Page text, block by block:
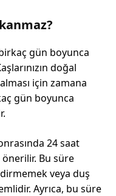
gün boyunca
doğal
için zamana
gün boyunca
24 saat
önerilir. Bu süre
veya duş
Ayrıca, bu süre